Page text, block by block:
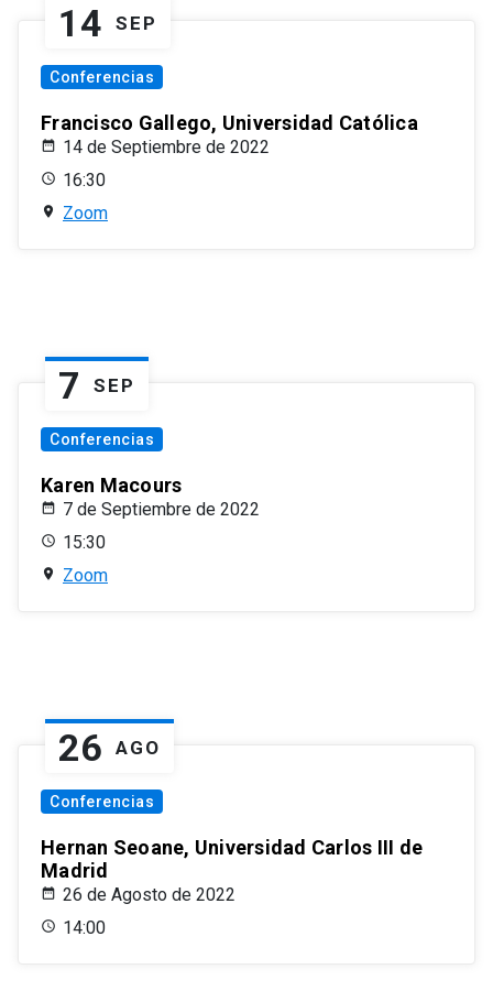
14 SEP
Conferencias
Francisco Gallego, Universidad Católica
14 de Septiembre de 2022
16:30
Zoom
7 SEP
Conferencias
Karen Macours
7 de Septiembre de 2022
15:30
Zoom
26 AGO
Conferencias
Hernan Seoane, Universidad Carlos III de
Madrid
26 de Agosto de 2022
14:00